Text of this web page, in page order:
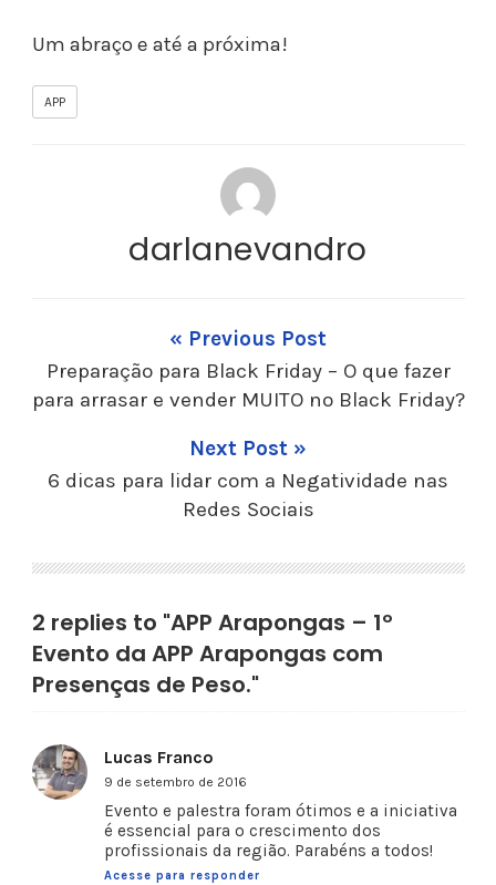
Um abraço e até a próxima!
APP
darlanevandro
« Previous Post
Preparação para Black Friday – O que fazer
para arrasar e vender MUITO no Black Friday?
Next Post »
6 dicas para lidar com a Negatividade nas
Redes Sociais
2 replies to "APP Arapongas – 1º
Evento da APP Arapongas com
Presenças de Peso."
Lucas Franco
9 de setembro de 2016
Evento e palestra foram ótimos e a iniciativa
é essencial para o crescimento dos
profissionais da região. Parabéns a todos!
Acesse para responder